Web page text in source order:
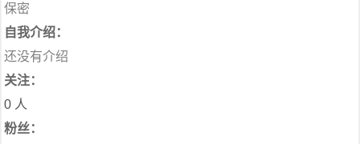
保密
自我介绍：
还没有介绍
关注：
0 人
粉丝：